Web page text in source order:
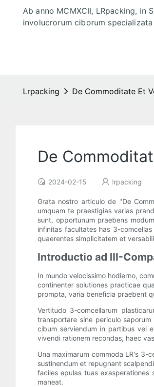
Ab anno MCMXCII, LRpacking, in
involucrorum ciborum specializata
Lrpacking De Commoditate Et
De
2024-02-15 lrpacking
Grata nostro articulo de "De
umquam te praestigias varias
sunt, opportunum praebens
infinitas facultates has 3-
quaerentes simplicitatem et
Introductio ad III-
In mundo velocissimo hodierno,
continenter solutiones practicae
prompta, varia beneficia praebent
Vertitudo 3-comcellarum
transportare sine periculo
cibum serviendum in partibus vel
vivendi rationem recondas, haec
Una maximarum commoda LR's 3-
sustinendum et repugnant
faciles epulas tuas
maneat.